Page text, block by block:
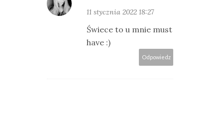
11 stycznia 2022 18:27
Świece to u mnie must
have :)
Odpowiedz